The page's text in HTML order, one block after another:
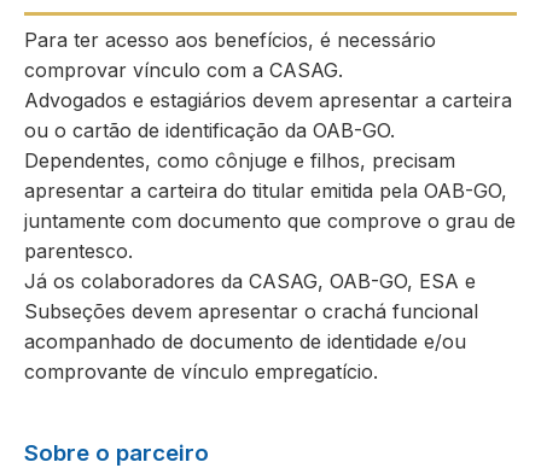
Para ter acesso aos benefícios, é necessário
comprovar vínculo com a CASAG.
Advogados e estagiários devem apresentar a carteira
ou o cartão de identificação da OAB-GO.
Dependentes, como cônjuge e filhos, precisam
apresentar a carteira do titular emitida pela OAB-GO,
juntamente com documento que comprove o grau de
parentesco.
Já os colaboradores da CASAG, OAB-GO, ESA e
Subseções devem apresentar o crachá funcional
acompanhado de documento de identidade e/ou
comprovante de vínculo empregatício.
Sobre o parceiro